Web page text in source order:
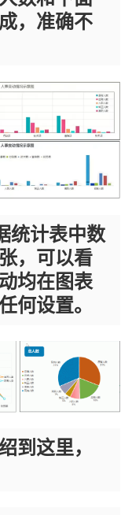
，准确不
统计表中数
，可以看
均在图表
何设置。
到这里，